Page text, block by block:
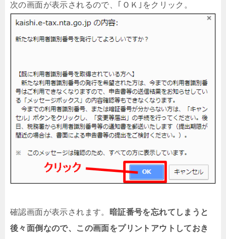
次の画面が表示されるので、｢ＯＫ｣をクリック。
確認画面が表示されます。
暗証番号を忘れてしまうと
後々面倒なので、この画面をプリントアウトしておき